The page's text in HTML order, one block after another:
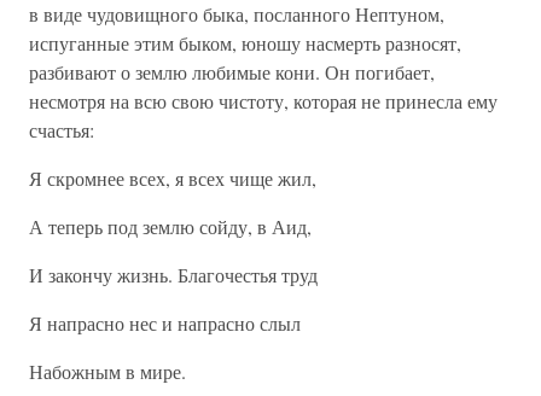
в виде чудовищного быка, посланного Нептуном,
испуганные этим быком, юношу насмерть разносят,
разбивают о землю любимые кони. Он погибает,
несмотря на всю свою чистоту, которая не принесла ему
счастья:
Я скромнее всех, я всех чище жил,
А теперь под землю сойду, в Аид,
И закончу жизнь. Благочестья труд
Я напрасно нес и напрасно слыл
Набожным в мире.